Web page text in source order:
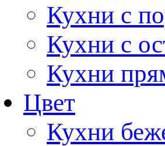
Кухни с
Кухни с
Кухни
Цвет
Кухни